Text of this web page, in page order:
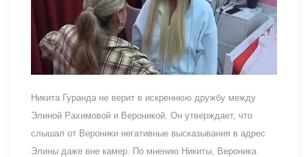
Никита Гуранда не верит в искреннюю дружбу между
Элиной Рахимовой и Вероникой. Он утверждает, что
слышал от Вероники негативные высказывания в адрес
Элины даже вне камер. По мнению Никиты, Вероника